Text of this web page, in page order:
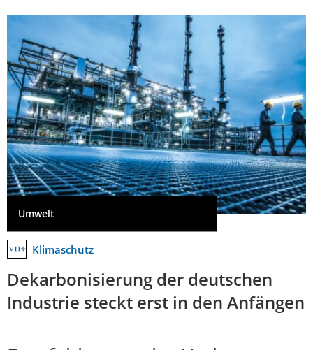
Umwelt
Klimaschutz
Dekarbonisierung der deutschen
Industrie steckt erst in den Anfängen